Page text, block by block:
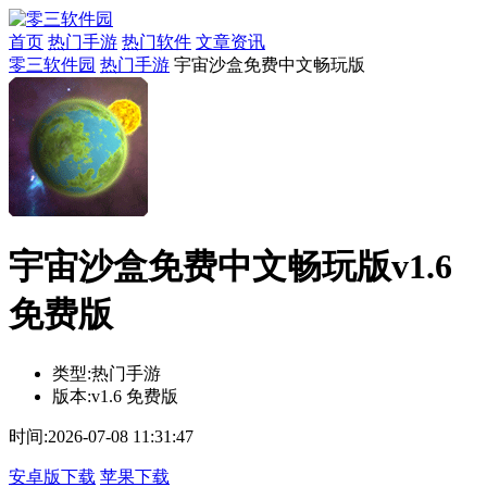
首页 热门手游 热门软件 文章资讯
零三软件园 热门手游 宇宙沙盒免费中文畅玩版
宇宙沙盒免费中文畅玩版v1.6
免费版
类型:热门手游
版本:v1.6 免费版
时间:2026-07-08 11:31:47
安卓版下载 苹果下载